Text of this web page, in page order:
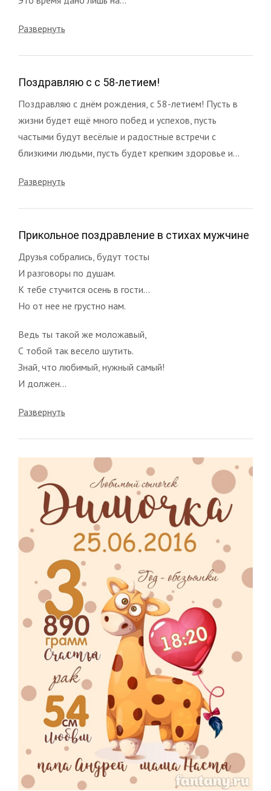
Развернуть
Поздравляю с с 58-летием!
Поздравляю с днём рождения, с 58-летием! Пусть в
жизни будет ещё много побед и успехов, пусть
частыми будут весёлые и радостные встречи с
близкими людьми, пусть будет крепким здоровье и...
Развернуть
Прикольное поздравление в стихах мужчине
Друзья собрались, будут тосты
И разговоры по душам.
К тебе стучится осень в гости...
Но от нее не грустно нам.
Ведь ты такой же моложавый,
С тобой так весело шутить.
Знай, что любимый, нужный самый!
И должен...
Развернуть